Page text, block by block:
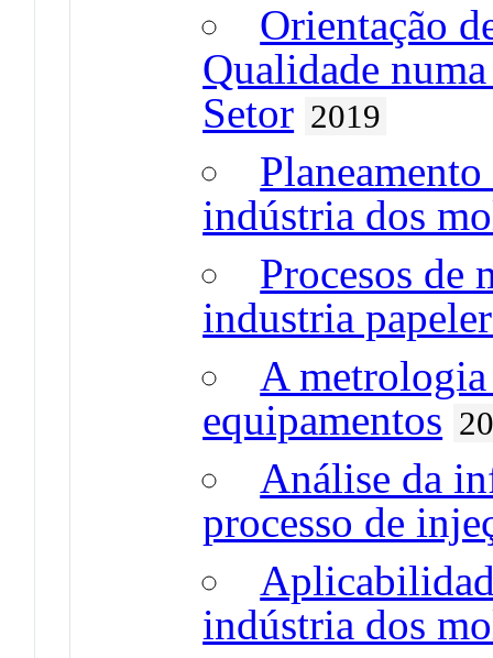
Orientação
Qualidade
Setor 2019
indústria dos
Procesos de
industria
A
equipamentos
Análise da
processo de
indústria dos